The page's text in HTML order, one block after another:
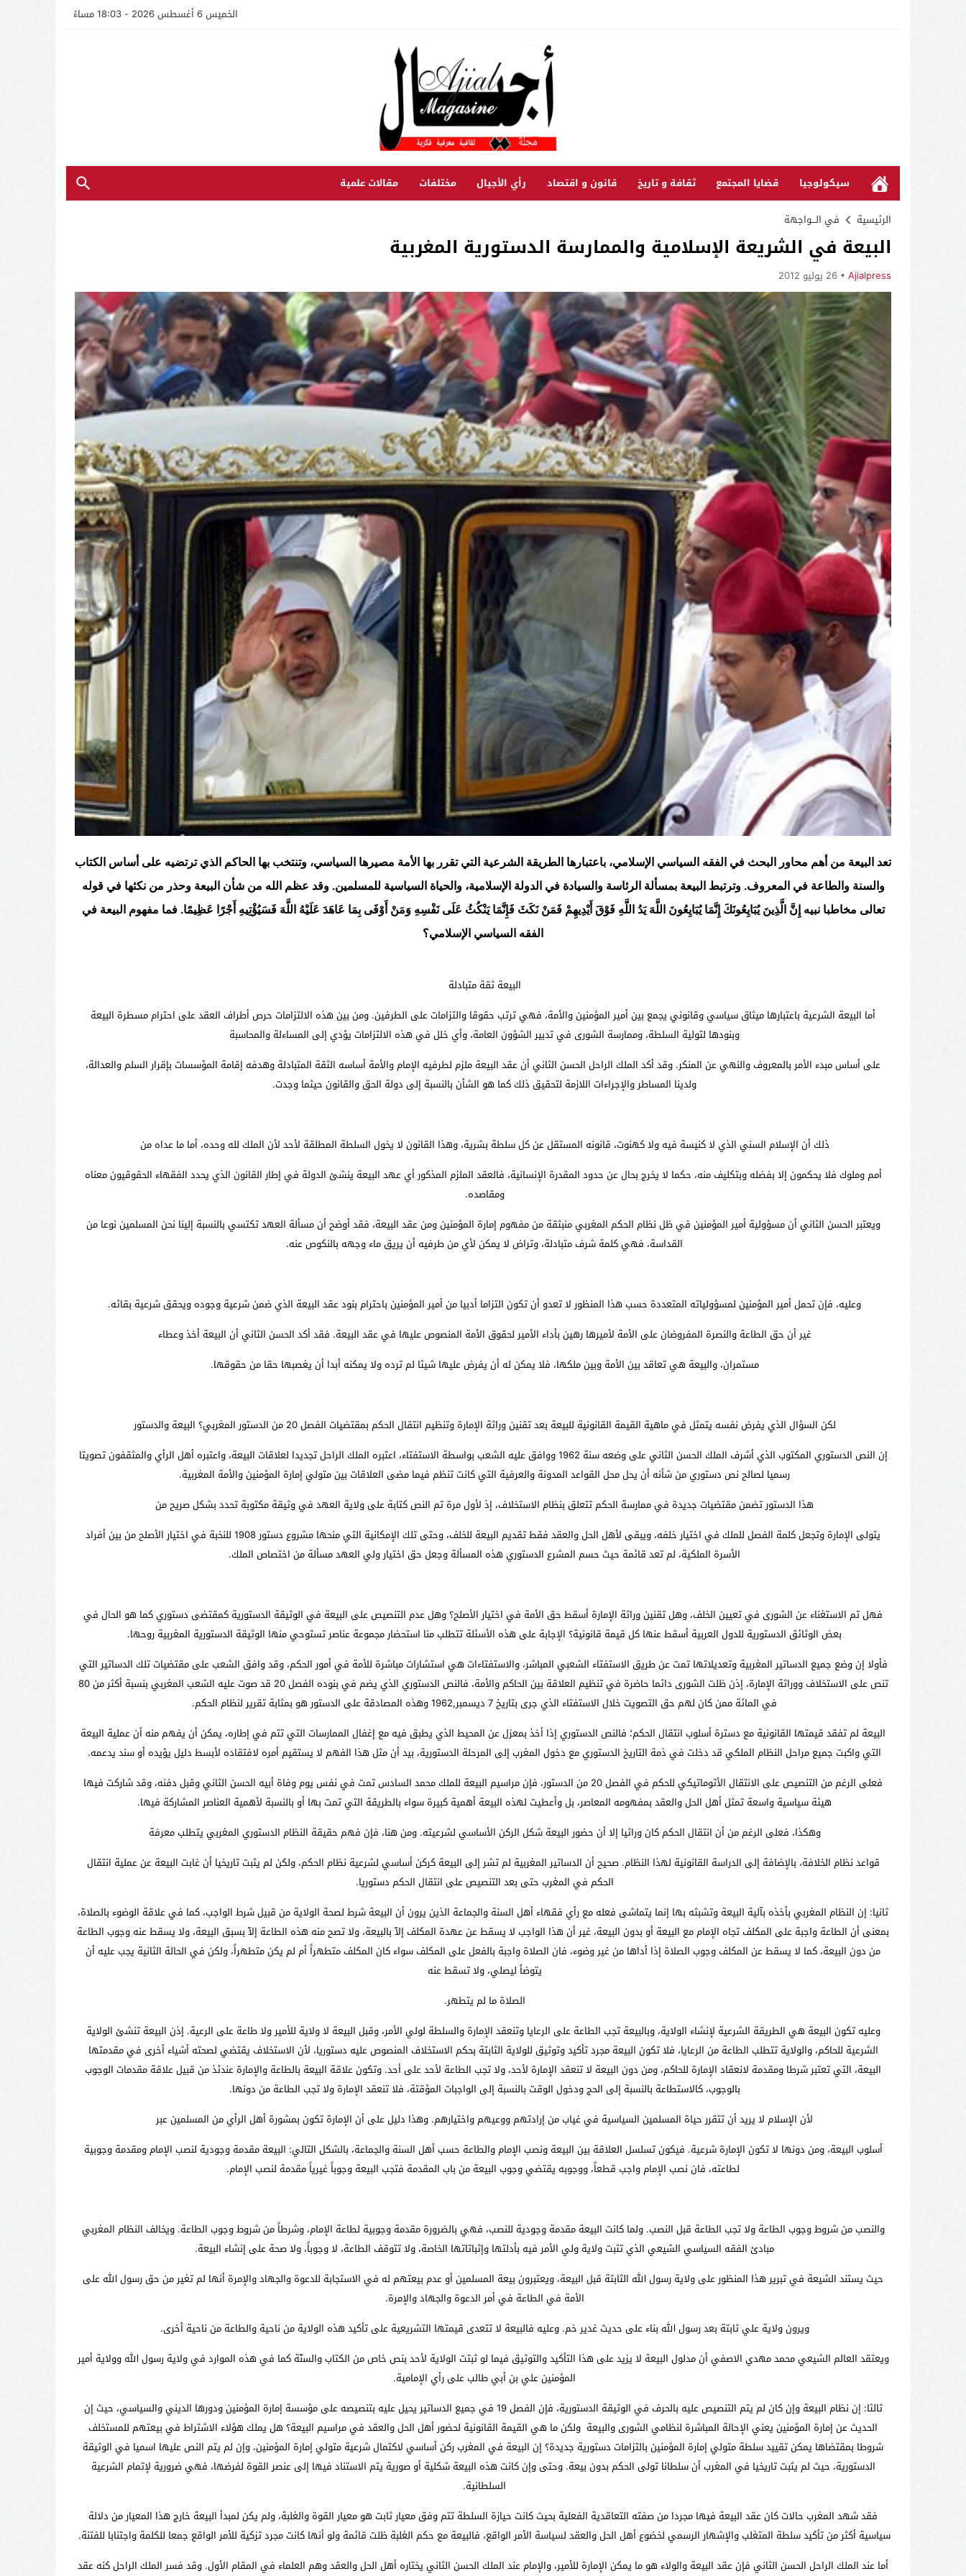
الخميس 6 أغسطس 2026 - 18:03 مساءً
سيكولوجيا قضايا المجتمع ثقافة و تاريخ قانون و اقتصاد رأي الأجيال مختلفات مقالات علمية
الرئيسية في الـــواجهة
البيعة في الشريعة الإسلامية والممارسة الدستورية المغربية
Ajialpress 26 يوليو 2012
تعد البيعة من أهم محاور البحث في الفقه السياسي الإسلامي، باعتبارها الطريقة الشرعية التي تقرر بها الأمة مصيرها السياسي، وتنتخب بها الحاكم الذي ترتضيه على أساس الكتاب
والسنة والطاعة في المعروف. وترتبط البيعة بمسألة الرئاسة والسيادة في الدولة الإسلامية، والحياة السياسية للمسلمين. وقد عظم الله من شأن البيعة وحذر من نكثها في قوله
تعالى مخاطبا نبيه إِنَّ الَّذِينَ يُبَايِعُونَكَ إِنَّمَا يُبَايِعُونَ اللَّهَ يَدُ اللَّهِ فَوْقَ أَيْدِيهِمْ فَمَنْ نَكَثَ فَإِنَّمَا يَنْكُثُ عَلَى نَفْسِهِ وَمَنْ أَوْفَى بِمَا عَاهَدَ عَلَيْهُ اللَّهَ فَسَيُؤْتِيهِ أَجْرًا عَظِيمًا. فما مفهوم البيعة في
الفقه السياسي الإسلامي؟
البيعة ثقة متبادلة
أما البيعة الشرعية باعتبارها ميثاق سياسي وقانوني يجمع بين أمير المؤمنين والأمة، فهي ترتب حقوقا والتزامات على الطرفين. ومن بين هذه الالتزامات حرص أطراف العقد على احترام مسطرة البيعة
وبنودها لتولية السلطة، وممارسة الشورى في تدبير الشؤون العامة، وأي خلل في هذه الالتزامات يؤدي إلى المساءلة والمحاسبة
على أساس مبدء الأمر بالمعروف والنهي عن المنكر. وقد أكد الملك الراحل الحسن الثاني أن عقد البيعة ملزم لطرفيه الإمام والأمة أساسه الثقة المتبادلة وهدفه إقامة المؤسسات بإقرار السلم والعدالة،
ولدينا المساطر والإجراءات اللازمة لتحقيق ذلك كما هو الشأن بالنسبة إلى دولة الحق والقانون حيثما وجدت.
ذلك أن الإسلام السني الذي لا كنيسة فيه ولا كهنوت، قانونه المستقل عن كل سلطة بشرية، وهذا القانون لا يخول السلطة المطلقة لأحد لأن الملك لله وحده، أما ما عداه من
أمم وملوك فلا يحكمون إلا بفضله وبتكليف منه، حكما لا يخرج بحال عن حدود المقدرة الإنسانية، فالعقد الملزم المذكور أي عهد البيعة ينشئ الدولة في إطار القانون الذي يحدد الفقهاء الحقوقيون معناه
ومقاصده.
ويعتبر الحسن الثاني أن مسؤولية أمير المؤمنين في ظل نظام الحكم المغربي منبثقة من مفهوم إمارة المؤمنين ومن عقد البيعة، فقد أوضح أن مسألة العهد تكتسي بالنسبة إلينا نحن المسلمين نوعا من
القداسة، فهي كلمة شرف متبادلة، وتراض لا يمكن لأي من طرفيه أن يريق ماء وجهه بالنكوص عنه.
وعليه، فإن تحمل أمير المؤمنين لمسؤولياته المتعددة حسب هذا المنظور لا تعدو أن تكون التزاما أدبيا من أمير المؤمنين باحترام بنود عقد البيعة الذي ضمن شرعية وجوده ويحقق شرعية بقائه.
غير أن حق الطاعة والنصرة المفروضان على الأمة لأميرها رهين بأداء الأمير لحقوق الأمة المنصوص عليها في عقد البيعة. فقد أكد الحسن الثاني أن البيعة أخذ وعطاء
مستمران، والبيعة هي تعاقد بين الأمة وبين ملكها، فلا يمكن له أن يفرض عليها شيئا لم ترده ولا يمكنه أبدا أن يغصبها حقا من حقوقها.
لكن السؤال الذي يفرض نفسه يتمثل في ماهية القيمة القانونية للبيعة بعد تقنين وراثة الإمارة وتنظيم انتقال الحكم بمقتضيات الفصل 20 من الدستور المغربي؟ البيعة والدستور
إن النص الدستوري المكتوب الذي أشرف الملك الحسن الثاني على وضعه سنة 1962 ووافق عليه الشعب بواسطة الاستفتاء، اعتبره الملك الراحل تجديدا لعلاقات البيعة، واعتبره أهل الرأي والمثقفون تصويتا
رسميا لصالح نص دستوري من شأنه أن يحل محل القواعد المدونة والعرفية التي كانت تنظم فيما مضى العلاقات بين متولي إمارة المؤمنين والأمة المغربية.
هذا الدستور تضمن مقتضيات جديدة في ممارسة الحكم تتعلق بنظام الاستخلاف، إذ لأول مرة تم النص كتابة على ولاية العهد في وثيقة مكتوبة تحدد بشكل صريح من
يتولى الإمارة وتجعل كلمة الفصل للملك في اختيار خلفه، ويبقى لأهل الحل والعقد فقط تقديم البيعة للخلف، وحتى تلك الإمكانية التي منحها مشروع دستور 1908 للنخبة في اختيار الأصلح من بين أفراد
الأسرة الملكية، لم تعد قائمة حيث حسم المشرع الدستوري هذه المسألة وجعل حق اختيار ولي العهد مسألة من اختصاص الملك.
فهل تم الاستغناء عن الشورى في تعيين الخلف، وهل تقنين وراثة الإمارة أسقط حق الأمة في اختيار الأصلح؟ وهل عدم التنصيص على البيعة في الوثيقة الدستورية كمقتضى دستوري كما هو الحال في
بعض الوثائق الدستورية للدول العربية أسقط عنها كل قيمة قانونية؟ الإجابة على هذه الأسئلة تتطلب منا استحضار مجموعة عناصر تستوحي منها الوثيقة الدستورية المغربية روحها.
فأولا إن وضع جميع الدساتير المغربية وتعديلاتها تمت عن طريق الاستفتاء الشعبي المباشر، والاستفتاءات هي استشارات مباشرة للأمة في أمور الحكم، وقد وافق الشعب على مقتضيات تلك الدساتير التي
تنص على الاستخلاف ووراثة الإمارة، إذن ظلت الشورى دائما حاضرة في تنظيم العلاقة بين الحاكم والأمة، فالنص الدستوري الذي يضم في بنوده الفصل 20 قد صوت عليه الشعب المغربي بنسبة أكثر من 80
في المائة ممن كان لهم حق التصويت خلال الاستفتاء الذي جرى بتاريخ 7 ديسمبر,1962 وهذه المصادقة على الدستور هو بمثابة تقرير لنظام الحكم.
البيعة لم تفقد قيمتها القانونية مع دسترة أسلوب انتقال الحكم؛ فالنص الدستوري إذا أخذ بمعزل عن المحيط الذي يطبق فيه مع إغفال الممارسات التي تتم في إطاره، يمكن أن يفهم منه أن عملية البيعة
التي واكبت جميع مراحل النظام الملكي قد دخلت في ذمة التاريخ الدستوري مع دخول المغرب إلى المرحلة الدستورية، بيد أن مثل هذا الفهم لا يستقيم أمره لافتقاده لأبسط دليل يؤيده أو سند يدعمه.
فعلى الرغم من التنصيص على الانتقال الأتوماتيكي للحكم في الفصل 20 من الدستور، فإن مراسيم البيعة للملك محمد السادس تمت في نفس يوم وفاة أبيه الحسن الثاني وقبل دفنه، وقد شاركت فيها
هيئة سياسية واسعة تمثل أهل الحل والعقد بمفهومه المعاصر، بل وأعطيت لهذه البيعة أهمية كبيرة سواء بالطريقة التي تمت بها أو بالنسبة لأهمية العناصر المشاركة فيها.
وهكذا، فعلى الرغم من أن انتقال الحكم كان وراثيا إلا أن حضور البيعة شكل الركن الأساسي لشرعيته. ومن هنا، فإن فهم حقيقة النظام الدستوري المغربي يتطلب معرفة
قواعد نظام الخلافة، بالإضافة إلى الدراسة القانونية لهذا النظام. صحيح أن الدساتير المغربية لم تشر إلى البيعة كركن أساسي لشرعية نظام الحكم، ولكن لم يثبت تاريخيا أن غابت البيعة عن عملية انتقال
الحكم في المغرب حتى بعد التنصيص على انتقال الحكم دستوريا.
ثانيا: إن النظام المغربي بأخذه بآلية البيعة وتشبثه بها إنما يتماشى فعله مع رأي فقهاء أهل السنة والجماعة الذين يرون أن البيعة شرط لصحة الولاية من قبيل شرط الواجب، كما في علاقة الوضوء بالصلاة،
بمعنى أن الطاعة واجبة على المكلف تجاه الإمام مع البيعة أو بدون البيعة، غير أن هذا الواجب لا يسقط عن عهدة المكلف إلاّ بالبيعة، ولا تصح منه هذه الطاعة إلاّ بسبق البيعة، ولا يسقط عنه وجوب الطاعة
من دون البيعة، كما لا يسقط عن المكلف وجوب الصلاة إذا أداها من غير وضوء، فان الصلاة واجبة بالفعل على المكلف سواء كان المكلف متطهراً أم لم يكن متطهراً، ولكن في الحالة الثانية يجب عليه أن
يتوضأ ليصلي، ولا تسقط عنه
الصلاة ما لم يتطهر.
وعليه تكون البيعة هي الطريقة الشرعية لإنشاء الولاية، وبالبيعة تجب الطاعة على الرعايا وتنعقد الإمارة والسلطة لولي الأمر، وقبل البيعة لا ولاية للأمير ولا طاعة على الرعية. إذن البيعة تنشئ الولاية
الشرعية للحاكم، والولاية تتطلب الطاعة من الرعايا، فلا تكون البيعة مجرد تأكيد وتوثيق للولاية الثابتة بحكم الاستخلاف المنصوص عليه دستوريا، لأن الاستخلاف يقتضي لصحته أشياء أخرى في مقدمتها
البيعة، التي تعتبر شرطا ومقدمة لانعقاد الإمارة للحاكم، ومن دون البيعة لا تنعقد الإمارة لأحد، ولا تجب الطاعة لأحد على أحد. وتكون علاقة البيعة بالطاعة والإمارة عندئذ من قبيل علاقة مقدمات الوجوب
بالوجوب، كالاستطاعة بالنسبة إلى الحج ودخول الوقت بالنسبة إلى الواجبات المؤقتة، فلا تنعقد الإمارة ولا تجب الطاعة من دونها.
لأن الإسلام لا يريد أن تتقرر حياة المسلمين السياسية في غياب من إرادتهم ووعيهم واختيارهم. وهذا دليل على أن الإمارة تكون بمشورة أهل الرأي من المسلمين عبر
أسلوب البيعة، ومن دونها لا تكون الإمارة شرعية. فيكون تسلسل العلاقة بين البيعة ونصب الإمام والطاعة حسب أهل السنة والجماعة، بالشكل التالي: البيعة مقدمة وجودية لنصب الإمام ومقدمة وجوبية
لطاعته، فان نصب الإمام واجب قطعاً، ووجوبه يقتضي وجوب البيعة من باب المقدمة فتجب البيعة وجوباً غيرياً مقدمة لنصب الإمام.
والنصب من شروط وجوب الطاعة ولا تجب الطاعة قبل النصب. ولما كانت البيعة مقدمة وجودية للنصب، فهي بالضرورة مقدمة وجوبية لطاعة الإمام، وشرطاً من شروط وجوب الطاعة. ويخالف النظام المغربي
مبادئ الفقه السياسي الشيعي الذي تثبت ولاية ولي الأمر فيه بأدلتها وإثباتاتها الخاصة، ولا تتوقف الطاعة، لا وجوباً، ولا صحة على إنشاء البيعة.
حيث يستند الشيعة في تبرير هذا المنظور على ولاية رسول الله الثابتة قبل البيعة، ويعتبرون بيعة المسلمين أو عدم بيعتهم له في الاستجابة للدعوة والجهاد والإمرة أنها لم تغير من حق رسول الله على
الأمة في الطاعة في أمر الدعوة والجهاد والإمرة.
ويرون ولاية علي ثابتة بعد رسول الله بناء على حديث غدير خم. وعليه فالبيعة لا تتعدى قيمتها التشريعية على تأكيد هذه الولاية من ناحية والطاعة من ناحية أخرى.
ويعتقد العالم الشيعي محمد مهدي الاصفي أن مدلول البيعة لا يزيد على هذا التأكيد والتوثيق فيما لو ثبتت الولاية لأحد بنص خاص من الكتاب والسنّة كما في هذه الموارد في ولاية رسول الله وولاية أمير
المؤمنين علي بن أبي طالب على رأي الإمامية.
ثالثا: إن نظام البيعة وإن كان لم يتم التنصيص عليه بالحرف في الوثيقة الدستورية، فإن الفصل 19 في جميع الدساتير يحيل عليه بتنصيصه على مؤسسة إمارة المؤمنين ودورها الديني والسياسي، حيث إن
الحديث عن إمارة المؤمنين يعني الإحالة المباشرة لنظامي الشورى والبيعة ولكن ما هي القيمة القانونية لحضور أهل الحل والعقد في مراسيم البيعة؟ هل يملك هؤلاء الاشتراط في بيعتهم للمستخلف
شروطا بمقتضاها يمكن تقييد سلطة متولي إمارة المؤمنين بالتزامات دستورية جديدة؟ إن البيعة في المغرب ركن أساسي لاكتمال شرعية متولي إمارة المؤمنين، وإن لم يتم النص عليها اسميا في الوثيقة
الدستورية، حيث لم يثبت تاريخيا في المغرب أن سلطانا تولى الحكم بدون بيعة. وحتى وإن كانت هذه البيعة شكلية أو صورية يتم الاستناد فيها إلى عنصر القوة لفرضها، فهي ضرورية لإتمام الشرعية
السلطانية.
فقد شهد المغرب حالات كان عقد البيعة فيها مجردا من صفته التعاقدية الفعلية بحيث كانت حيازة السلطة تتم وفق معيار ثابت هو معيار القوة والغلبة، ولم يكن لمبدأ البيعة خارج هذا المعيار من دلالة
سياسية أكثر من تأكيد سلطة المتغلب والإشهار الرسمي لخضوع أهل الحل والعقد لسياسة الأمر الواقع، فالبيعة مع حكم الغلبة ظلت قائمة ولو أنها كانت مجرد تزكية للأمر الواقع جمعا للكلمة واجتنابا للفتنة.
أما عند الملك الراحل الحسن الثاني فإن عقد البيعة والولاء هو ما يمكن الإمارة للأمير، والإمام عند الملك الحسن الثاني يختاره أهل الحل والعقد وهم العلماء في المقام الأول. وقد فسر الملك الراحل كنه عقد